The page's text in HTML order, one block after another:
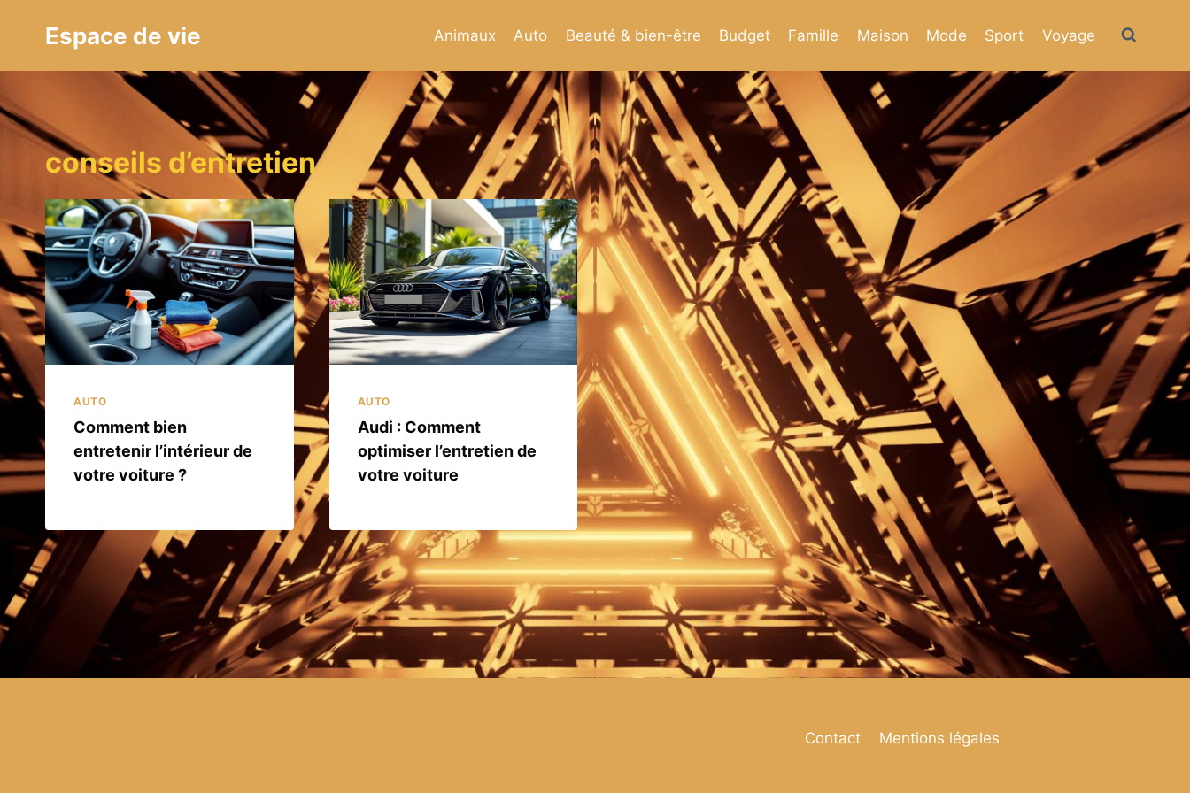
Espace de vie Animaux Auto Beauté & bien-être Budget Famille Maison Mode Sport Voyage
conseils d’entretien
AUTO
Comment bien
entretenir l’intérieur de
votre voiture ?
AUTO
Audi : Comment
optimiser l’entretien de
votre voiture
Contact Mentions légales